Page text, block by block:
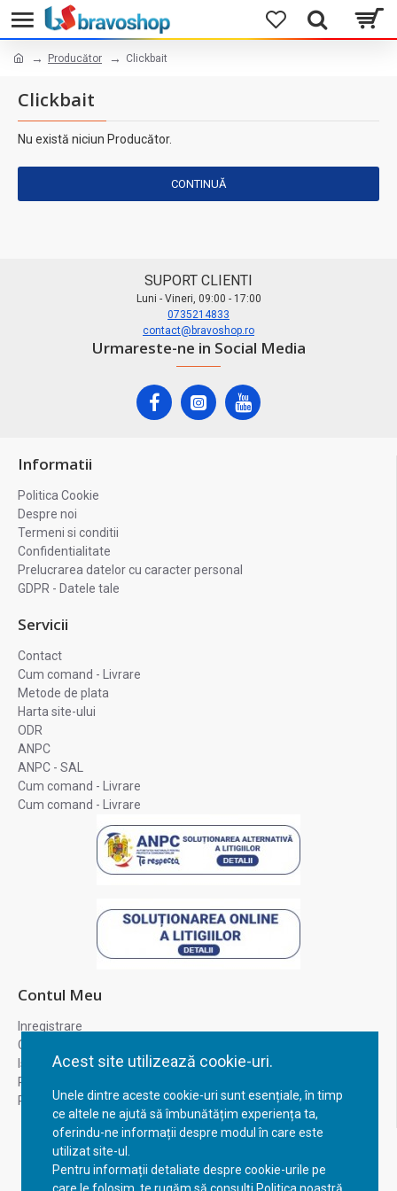
Acest site utilizează cookie-uri.
Unele dintre aceste cookie-uri sunt esențiale, în timp
ce altele ne ajută să îmbunătățim experiența ta,
oferindu-ne informații despre modul în care este
utilizat site-ul.
Pentru informații detaliate despre cookie-urile pe
Producător Clickbait
Clickbait
Nu există niciun Producător.
CONTINUĂ
SUPORT CLIENTI
Luni - Vineri, 09:00 - 17:00
0735214833
contact@bravoshop.ro
Urmareste-ne in Social Media
Informatii
Politica Cookie
Despre noi
Termeni si conditii
Confidentialitate
Prelucrarea datelor cu caracter personal
GDPR - Datele tale
Servicii
Contact
Cum comand - Livrare
Metode de plata
Harta site-ului
ODR
ANPC
ANPC - SAL
Cum comand - Livrare
Cum comand - Livrare
Contul Meu
Inregistrare
Contul meu
Istoric comenzi
Recuperare parola
Returnare produs